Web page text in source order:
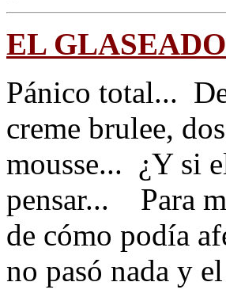
EL GLASEADO
Pánico total...
creme brulee,
mousse... ¿Y si
pensar... Para
de cómo podía
no pasó nada y